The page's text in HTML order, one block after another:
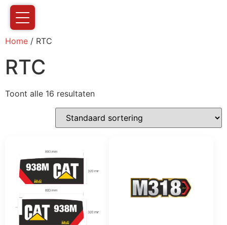
Home / RTC
RTC
Toont alle 16 resultaten